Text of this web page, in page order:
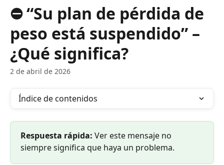
⛔️ “Su plan de pérdida de
peso está suspendido” –
¿Qué significa?
2 de abril de 2026
Índice de contenidos
Respuesta rápida: Ver este mensaje no
siempre significa que haya un problema.